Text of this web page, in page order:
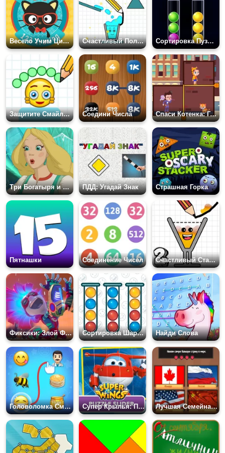
Весело Учим Цифры на Английском Счастливый Полный Стакан Сортировка Пузырьков: Головоломка
Защитите Смайлики Соедини Числа Спаси Котенка: Головоломка
Три Богатыря и Морской Царь: Настасья ПДД: Угадай Знак Страшная Горка
Пятнашки Соединение Чисел Счастливый Стакан 2
Фиксики: Злой Файер Сортировка Шариков Найди Слова
Головоломка Смайликов Супер Крылья: Пазл Слайдер Лучшая Семейная Викторина